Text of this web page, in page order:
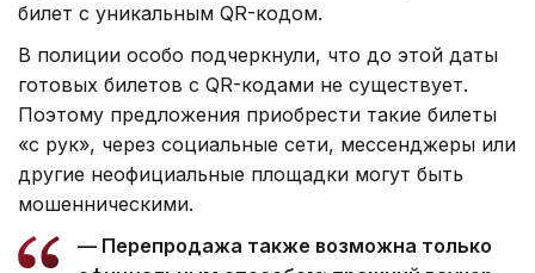
билет с уникальным QR-кодом.
В полиции особо подчеркнули, что до этой даты
готовых билетов с QR-кодами не существует.
Поэтому предложения приобрести такие билеты
«с рук», через социальные сети, мессенджеры или
другие неофициальные площадки могут быть
мошенническими.
— Перепродажа также возможна только